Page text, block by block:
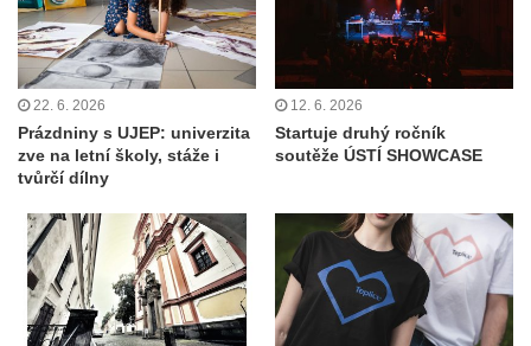
22. 6. 2026
Prázdniny s UJEP: univerzita
zve na letní školy, stáže i
tvůrčí dílny
12. 6. 2026
Startuje druhý ročník
soutěže ÚSTÍ SHOWCASE